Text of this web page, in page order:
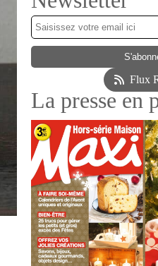
Flux
La presse en